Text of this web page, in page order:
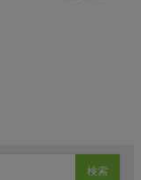
検索